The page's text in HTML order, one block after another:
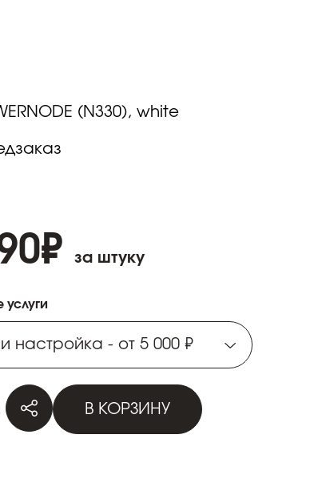
(N330), white
₽ за штуку
настройка - от 5 000 ₽
настройка - от 5 000 ₽
настройка - от 5 000 ₽
В КОРЗИНУ